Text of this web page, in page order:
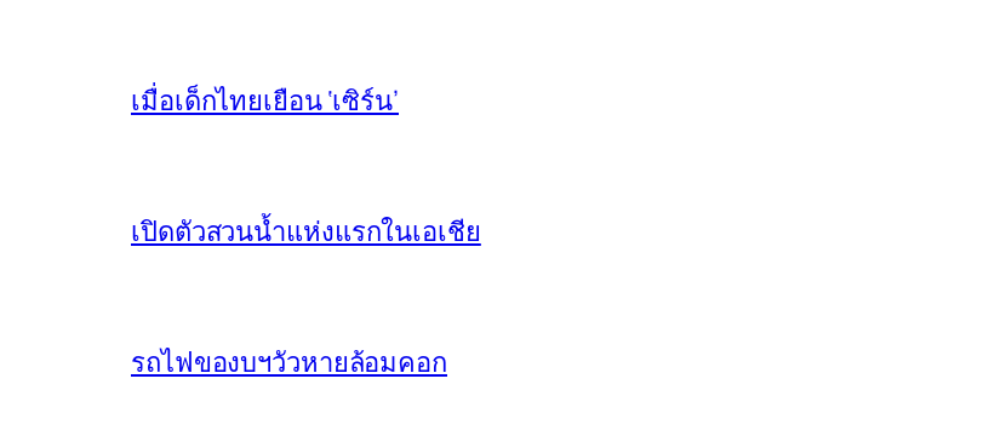
เมื่อเด็กไทยเยือน ‘เซิร์น’
เปิดตัวสวนน้ำแห่งแรกในเอเชีย
รถไฟของบฯวัวหายล้อมคอก